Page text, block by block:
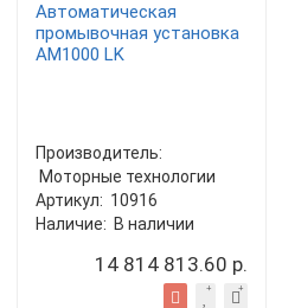
Автоматическая
промывочная установка
АМ1000 LK
Производитель:
Моторные технологии
Артикул: 10916
Наличие: В наличии
14 814 813.60 р.